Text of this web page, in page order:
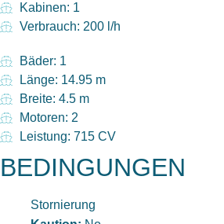
Kabinen: 1
Verbrauch: 200 l/h
Bäder: 1
Länge: 14.95 m
Breite: 4.5 m
Motoren: 2
Leistung: 715 CV
BEDINGUNGEN
Stornierung